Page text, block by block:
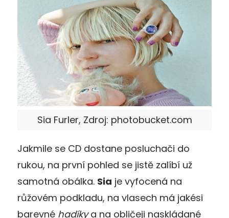
Sia Furler, Zdroj: photobucket.com
Jakmile se CD dostane posluchači do
rukou, na první pohled se jistě zalíbí už
samotná obálka. Sia je vyfocená na
růžovém podkladu, na vlasech má jakési
barevné hadíkya na obličeji naskládané